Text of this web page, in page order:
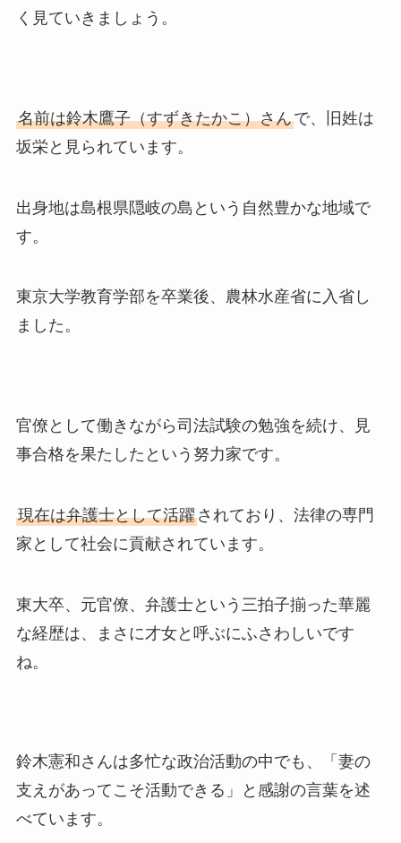
く見ていきましょう。
名前は鈴木鷹子（すずきたかこ）さんで、旧姓は
坂栄と見られています。
出身地は島根県隠岐の島という自然豊かな地域で
す。
東京大学教育学部を卒業後、農林水産省に入省し
ました。
官僚として働きながら司法試験の勉強を続け、見
事合格を果たしたという努力家です。
現在は弁護士として活躍されており、法律の専門
家として社会に貢献されています。
東大卒、元官僚、弁護士という三拍子揃った華麗
な経歴は、まさに才女と呼ぶにふさわしいです
ね。
鈴木憲和さんは多忙な政治活動の中でも、「妻の
支えがあってこそ活動できる」と感謝の言葉を述
べています。